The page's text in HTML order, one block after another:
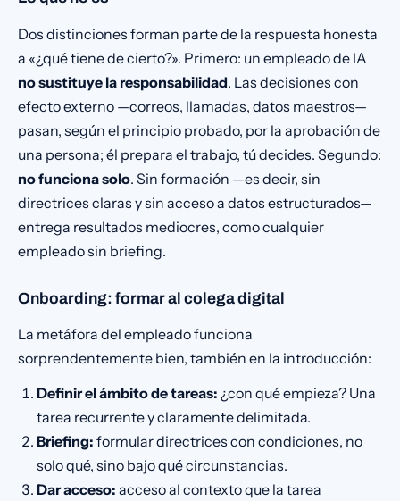
Dos distinciones forman parte de la respuesta honesta
a «¿qué tiene de cierto?». Primero: un empleado de IA
no sustituye la responsabilidad. Las decisiones con
efecto externo —correos, llamadas, datos maestros—
pasan, según el principio probado, por la aprobación de
una persona; él prepara el trabajo, tú decides. Segundo:
no funciona solo. Sin formación —es decir, sin
directrices claras y sin acceso a datos estructurados—
entrega resultados mediocres, como cualquier
empleado sin briefing.
Onboarding: formar al colega digital
La metáfora del empleado funciona
sorprendentemente bien, también en la introducción:
Definir el ámbito de tareas: ¿con qué empieza? Una
tarea recurrente y claramente delimitada.
Briefing: formular directrices con condiciones, no
solo qué, sino bajo qué circunstancias.
Dar acceso: acceso al contexto que la tarea